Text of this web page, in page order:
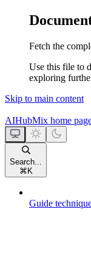
Fetch the
Use this file to
exploring
Skip to main content
AIHubMix home
Search...
⌘ K
Guide